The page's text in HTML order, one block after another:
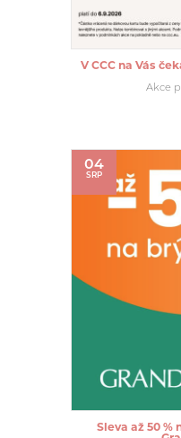
V CCC na Vás
Akce
04
SRP
Sleva až 50